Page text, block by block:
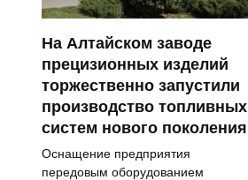
На Алтайском заводе
прецизионных изделий
торжественно запустили
производство топливных
систем нового поколения
Оснащение предприятия
передовым оборудованием